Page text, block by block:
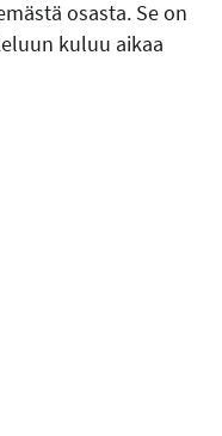
osasta. Se on
kuluu aikaa